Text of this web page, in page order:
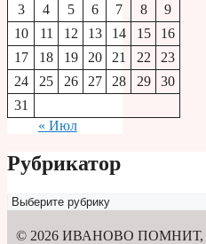
3
4 5 6 7 8
9
10
11 12 13 14 15
16
17
18 19 20 21 22
23
24
25 26 27 28 29
30
31
« Июл
Рубрикатор
Рубрикатор
© 2026 ИВАНОВО ПОМНИТ,